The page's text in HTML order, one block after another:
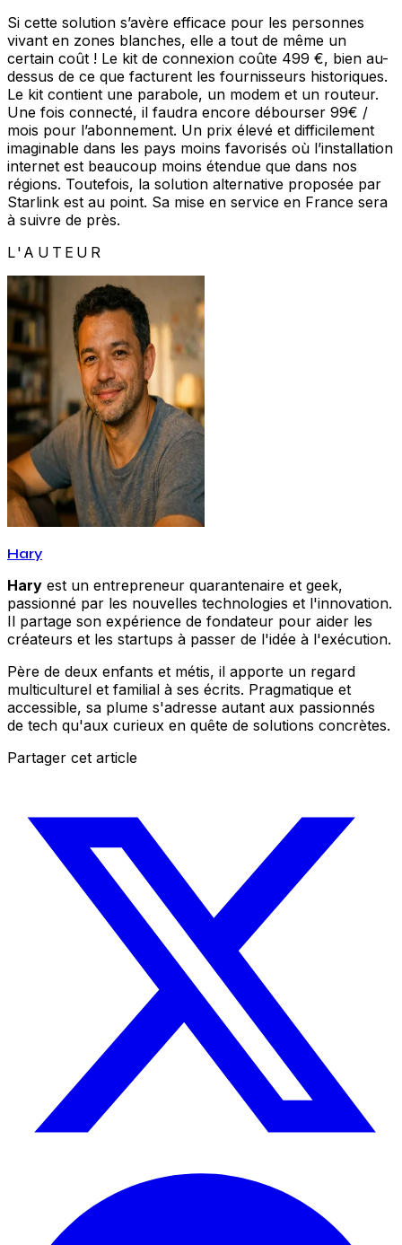
Si cette solution s’avère efficace pour les personnes
vivant en zones blanches, elle a tout de même un
certain coût ! Le kit de connexion coûte 499 €, bien au-
dessus de ce que facturent les fournisseurs historiques.
Le kit contient une parabole, un modem et un routeur.
Une fois connecté, il faudra encore débourser 99€ /
mois pour l’abonnement. Un prix élevé et difficilement
imaginable dans les pays moins favorisés où l’installation
internet est beaucoup moins étendue que dans nos
régions. Toutefois, la solution alternative proposée par
Starlink est au point. Sa mise en service en France sera
à suivre de près.
L'AUTEUR
Hary
Hary est un entrepreneur quarantenaire et geek,
passionné par les nouvelles technologies et l'innovation.
Il partage son expérience de fondateur pour aider les
créateurs et les startups à passer de l'idée à l'exécution.
Père de deux enfants et métis, il apporte un regard
multiculturel et familial à ses écrits. Pragmatique et
accessible, sa plume s'adresse autant aux passionnés
de tech qu'aux curieux en quête de solutions concrètes.
Partager cet article